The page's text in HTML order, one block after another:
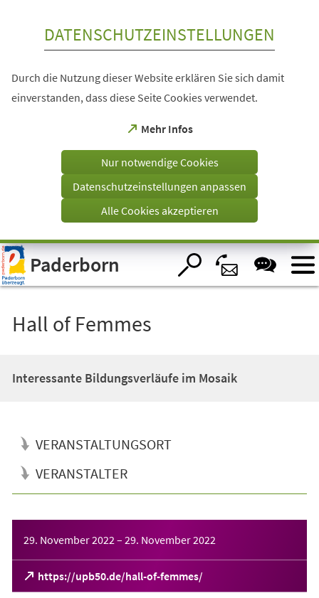
Visuelle
Assistenzsoftware
öffnen.
DATENSCHUTZEINSTELLUNGEN
Durch die Nutzung dieser Website erklären Sie sich damit
einverstanden, dass diese Seite Cookies verwendet.
Mehr Infos
(Öffnet
einem
Tab)
Nur notwendige Cookies
Datenschutzeinstellungen anpassen
Alle Cookies akzeptieren
Paderborn
Hall of Femmes
Interessante Bildungsverläufe im Mosaik
VERANSTALTUNGSORT
VERANSTALTER
29. November 2022 – 29. November 2022
https://upb50.de/hall-of-femmes/
(Öffnet
in